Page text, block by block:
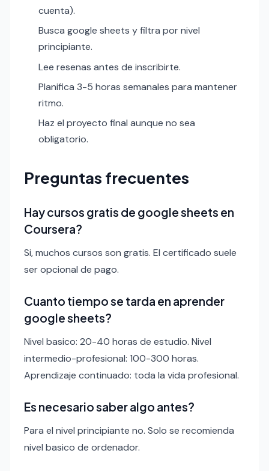
cuenta).
Busca google sheets y filtra por nivel
principiante.
Lee resenas antes de inscribirte.
Planifica 3-5 horas semanales para mantener
ritmo.
Haz el proyecto final aunque no sea
obligatorio.
Preguntas frecuentes
Hay cursos gratis de google sheets en
Coursera?
Si, muchos cursos son gratis. El certificado suele
ser opcional de pago.
Cuanto tiempo se tarda en aprender
google sheets?
Nivel basico: 20-40 horas de estudio. Nivel
intermedio-profesional: 100-300 horas.
Aprendizaje continuado: toda la vida profesional.
Es necesario saber algo antes?
Para el nivel principiante no. Solo se recomienda
nivel basico de ordenador.